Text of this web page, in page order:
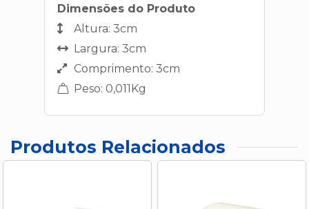
Dimensões do Produto
Altura: 3cm
Largura: 3cm
Comprimento: 3cm
Peso: 0,011Kg
Produtos Relacionados